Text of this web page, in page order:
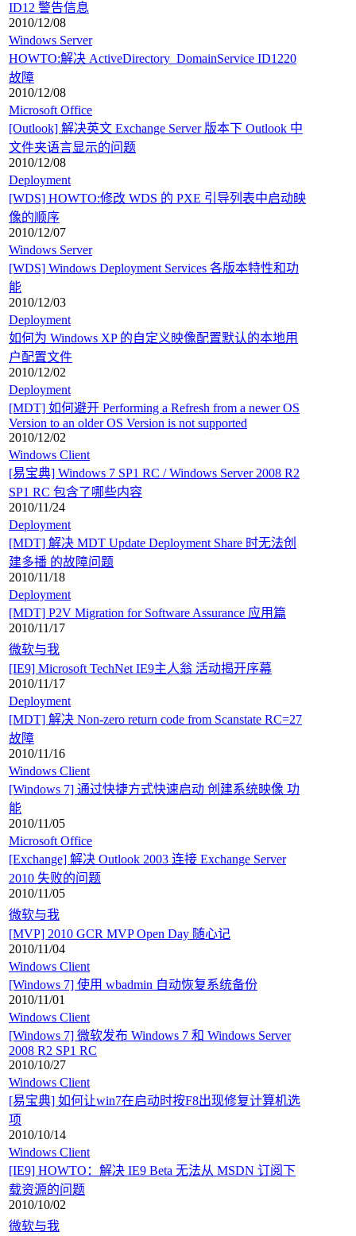
ID12 警告信息
2010/12/08
Windows Server
HOWTO:解决 ActiveDirectory_DomainService ID1220
故障
2010/12/08
Microsoft Office
[Outlook] 解决英文 Exchange Server 版本下 Outlook 中
文件夹语言显示的问题
2010/12/08
Deployment
[WDS] HOWTO:修改 WDS 的 PXE 引导列表中启动映
像的顺序
2010/12/07
Windows Server
[WDS] Windows Deployment Services 各版本特性和功
能
2010/12/03
Deployment
如何为 Windows XP 的自定义映像配置默认的本地用
户配置文件
2010/12/02
Deployment
[MDT] 如何避开 Performing a Refresh from a newer OS
Version to an older OS Version is not supported
2010/12/02
Windows Client
[易宝典] Windows 7 SP1 RC / Windows Server 2008 R2
SP1 RC 包含了哪些内容
2010/11/24
Deployment
[MDT] 解决 MDT Update Deployment Share 时无法创
建多播 的故障问题
2010/11/18
Deployment
[MDT] P2V Migration for Software Assurance 应用篇
2010/11/17
微软与我
[IE9] Microsoft TechNet IE9主人翁 活动揭开序幕
2010/11/17
Deployment
[MDT] 解决 Non-zero return code from Scanstate RC=27
故障
2010/11/16
Windows Client
[Windows 7] 通过快捷方式快速启动 创建系统映像 功
能
2010/11/05
Microsoft Office
[Exchange] 解决 Outlook 2003 连接 Exchange Server
2010 失败的问题
2010/11/05
微软与我
[MVP] 2010 GCR MVP Open Day 随心记
2010/11/04
Windows Client
[Windows 7] 使用 wbadmin 自动恢复系统备份
2010/11/01
Windows Client
[Windows 7] 微软发布 Windows 7 和 Windows Server
2008 R2 SP1 RC
2010/10/27
Windows Client
[易宝典] 如何让win7在启动时按F8出现修复计算机选
项
2010/10/14
Windows Client
[IE9] HOWTO：解决 IE9 Beta 无法从 MSDN 订阅下
载资源的问题
2010/10/02
微软与我